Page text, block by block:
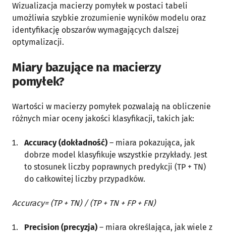
Wizualizacja macierzy pomyłek w postaci tabeli
umożliwia szybkie zrozumienie wyników modelu oraz
identyfikację obszarów wymagających dalszej
optymalizacji.
Miary bazujące na macierzy
pomyłek?
Wartości w macierzy pomyłek pozwalają na obliczenie
różnych miar oceny jakości klasyfikacji, takich jak:
Accuracy (dokładność) – miara pokazująca, jak
dobrze model klasyfikuje wszystkie przykłady. Jest
to stosunek liczby poprawnych predykcji (TP + TN)
do całkowitej liczby przypadków.
Accuracy= (TP + TN) / (TP + TN + FP + FN)
Precision (precyzja) – miara określająca, jak wiele z